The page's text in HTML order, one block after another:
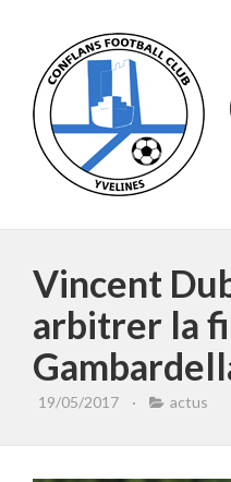
Vincent
arbitrer la
19/05/2017 · actus